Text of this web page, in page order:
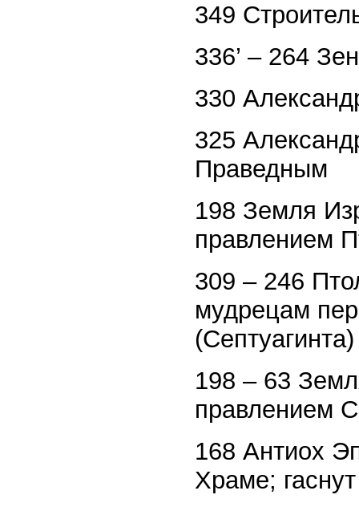
349
336’ – 264
330
325
Праведным
198 Земля
правлением
309 – 246
мудрецам
(Септуагинта)
198 – 63
правлением
168 Антиох
Храме;